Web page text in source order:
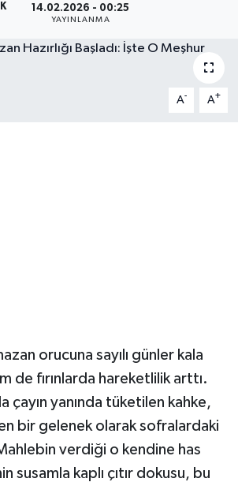
14.02.2026 - 00:25
YAYINLANMA
A- A+
orucuna sayılı günler kala
de fırınlarda hareketlilik arttı.
çayın yanında tüketilen kahke,
bir gelenek olarak sofralardaki
verdiği o kendine has
susamla kaplı çıtır dokusu, bu